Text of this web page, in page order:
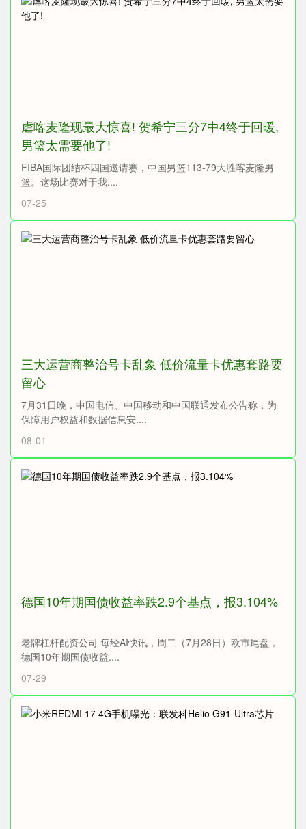
虐喀麦隆现最大惊喜! 贺希宁三分7中4终于回暖,
男篮太需要他了!
FIBA国际团结杯四国邀请赛，中国男篮113-79大胜喀麦隆男
篮。这场比赛对于我....
07-25
三大运营商整治号卡乱象 低价流量卡优惠套路要
留心
7月31日晚，中国电信、中国移动和中国联通发布公告称，为
保障用户权益和数据信息安....
08-01
德国10年期国债收益率跌2.9个基点，报3.104%
老牌杠杆配资公司 每经AI快讯，周二（7月28日）欧市尾盘，
德国10年期国债收益....
07-29